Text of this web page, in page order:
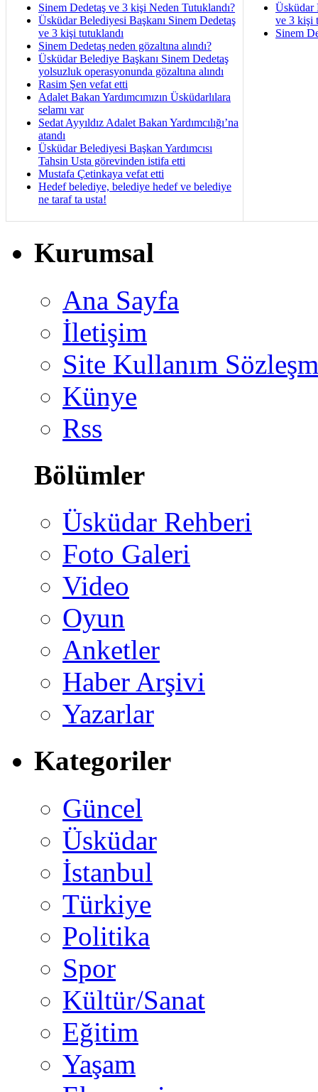
Sinem Dedetaş ve 3 kişi Neden Tutuklandı?
Üsküdar Belediyesi Başkanı Sinem Dedetaş
ve 3 kişi tutuklandı
Sinem Dedetaş neden gözaltına alındı?
Üsküdar Belediye Başkanı Sinem Dedetaş
yolsuzluk operasyonunda gözaltına alındı
Rasim Şen vefat etti
Adalet Bakan Yardımcımızın Üsküdarlılara
selamı var
Sedat Ayyıldız Adalet Bakan Yardımcılığı’na
atandı
Üsküdar Belediyesi Başkan Yardımcısı
Tahsin Usta görevinden istifa etti
Mustafa Çetinkaya vefat etti
Hedef belediye, belediye hedef ve belediye
ne taraf ta usta!
Üsküdar
ve 3 kişi
Sinem
Kurumsal
Ana Sayfa
İletişim
Site Kullanım
Künye
Rss
Bölümler
Üsküdar Rehberi
Foto Galeri
Video
Oyun
Anketler
Haber Arşivi
Yazarlar
Kategoriler
Güncel
Üsküdar
İstanbul
Türkiye
Politika
Spor
Kültür/Sanat
Eğitim
Yaşam